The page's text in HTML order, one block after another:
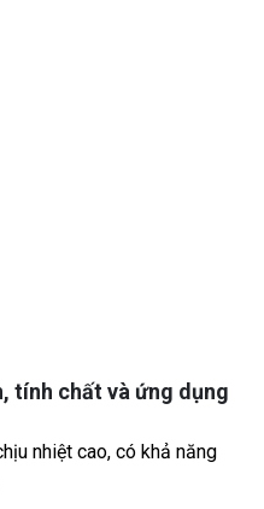
tính chất và ứng dụng
nhiệt cao, có khả năng